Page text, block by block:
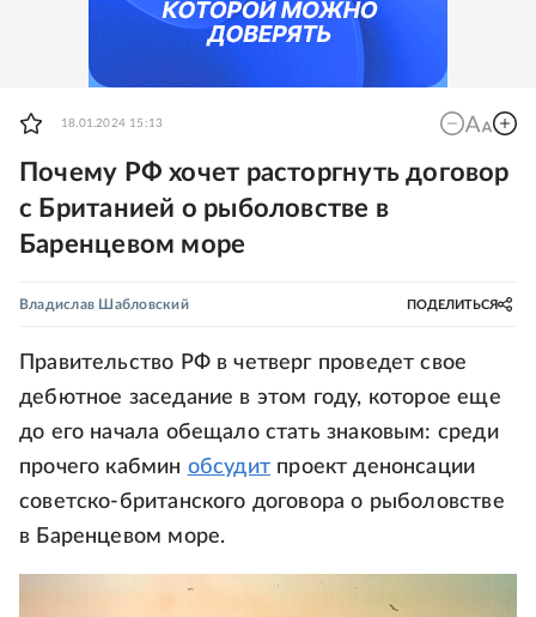
18.01.2024 15:13
Почему РФ хочет расторгнуть договор
с Британией о рыболовстве в
Баренцевом море
Владислав Шабловский ПОДЕЛИТЬСЯ
Правительство РФ в четверг проведет свое
дебютное заседание в этом году, которое еще
до его начала обещало стать знаковым: среди
прочего кабмин обсудитпроект денонсации
советско-британского договора о рыболовстве
в Баренцевом море.